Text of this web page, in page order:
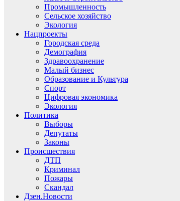
Промышленность
Сельское хозяйство
Экология
Нацпроекты
Городская среда
Демография
Здравоохранение
Малый бизнес
Образование и Культура
Спорт
Цифровая экономика
Экология
Политика
Выборы
Депутаты
Законы
Происшествия
ДТП
Криминал
Пожары
Скандал
Дзен.Новости